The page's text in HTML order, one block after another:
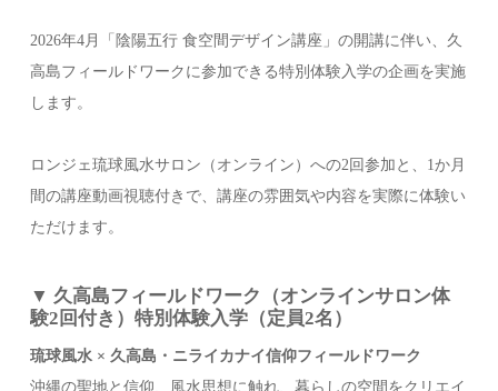
2026年4月「陰陽五行 食空間デザイン講座」の開講に伴い、久
高島フィールドワークに参加できる特別体験入学の企画を実施
します。
ロンジェ琉球風水サロン（オンライン）への2回参加と、1か月
間の講座動画視聴付きで、講座の雰囲気や内容を実際に体験い
ただけます。
▼ 久高島フィールドワーク（オンラインサロン体
験2回付き）特別体験入学 （定員2名）
琉球風水 × 久高島・ニライカナイ信仰フィールドワーク
沖縄の聖地と信仰、風水思想に触れ、暮らしの空間をクリエイ